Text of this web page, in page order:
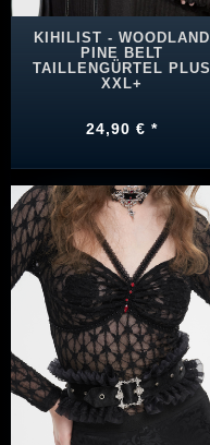
KIHILIST - WOODLAND
PINE BELT
TAILLENGÜRTEL PLUS
XXL+
24,90 € *